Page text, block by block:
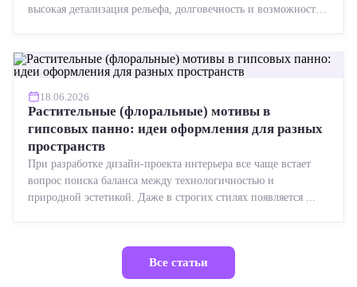
высокая детализация рельефа, долговечность и возможность
18.06.2026
Растительные (флоральные) мотивы в
гипсовых панно: идеи оформления для разных
пространств
При разработке дизайн-проекта интерьера все чаще встает
вопрос поиска баланса между технологичностью и
природной эстетикой. Даже в строгих стилях появляется ...
Все статьи